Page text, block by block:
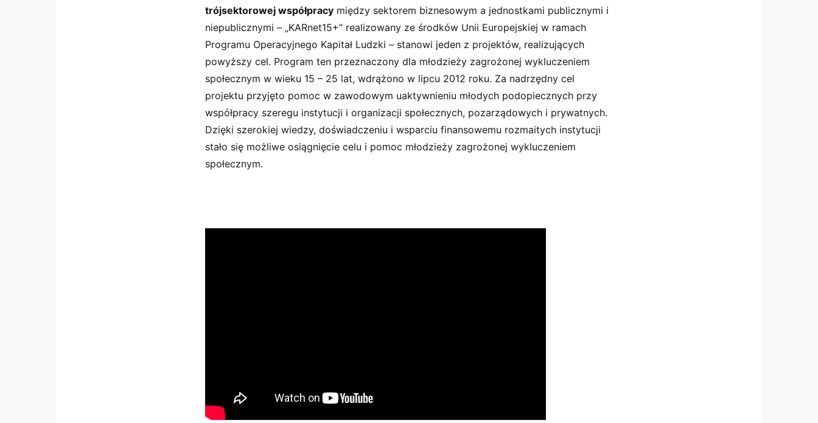
trójsektorowej współpracy między sektorem biznesowym a jednostkami publicznymi i
niepublicznymi – „KARnet15+” realizowany ze środków Unii Europejskiej w ramach
Programu Operacyjnego Kapitał Ludzki – stanowi jeden z projektów, realizujących
powyższy cel. Program ten przeznaczony dla młodzieży zagrożonej wykluczeniem
społecznym w wieku 15 – 25 lat, wdrążono w lipcu 2012 roku. Za nadrzędny cel
projektu przyjęto pomoc w zawodowym uaktywnieniu młodych podopiecznych przy
współpracy szeregu instytucji i organizacji społecznych, pozarządowych i prywatnych.
Dzięki szerokiej wiedzy, doświadczeniu i wsparciu finansowemu rozmaitych instytucji
stało się możliwe osiągnięcie celu i pomoc młodzieży zagrożonej wykluczeniem
społecznym.